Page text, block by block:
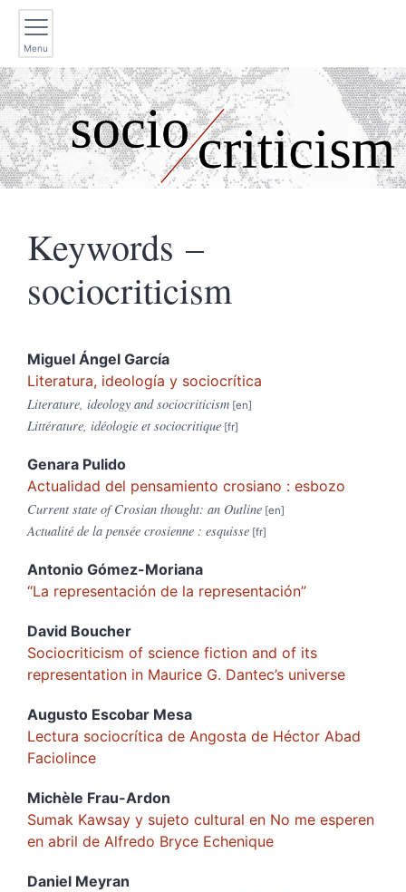
Menu
Keywords –
sociocriticism
Miguel Ángel García
Literatura, ideología y sociocrítica
Literature, ideology and sociocriticism
Littérature, idéologie et sociocritique
Genara Pulido
Actualidad del pensamiento crosiano : esbozo
Current state of Crosian thought: an Outline
Actualité de la pensée crosienne : esquisse
Antonio Gómez-Moriana
“La representación de la representación”
David Boucher
Sociocriticism of science fiction and of its
representation in Maurice G. Dantec’s universe
Augusto Escobar Mesa
Lectura sociocrítica de Angosta de Héctor Abad
Faciolince
Michèle Frau-Ardon
Sumak Kawsay y sujeto cultural en No me esperen
en abril de Alfredo Bryce Echenique
Daniel Meyran